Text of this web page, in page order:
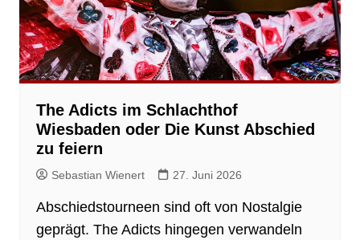
The Adicts im Schlachthof
Wiesbaden oder Die Kunst Abschied
zu feiern
Sebastian Wienert 27. Juni 2026
Abschiedstourneen sind oft von Nostalgie
geprägt. The Adicts hingegen verwandeln